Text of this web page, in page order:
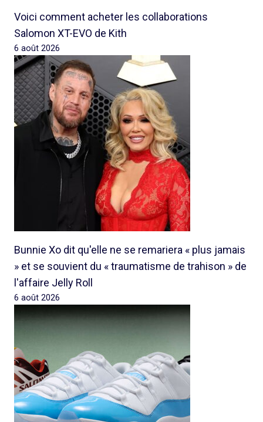
Voici comment acheter les collaborations
Salomon XT-EVO de Kith
6 août 2026
Bunnie Xo dit qu'elle ne se remariera « plus jamais
» et se souvient du « traumatisme de trahison » de
l'affaire Jelly Roll
6 août 2026